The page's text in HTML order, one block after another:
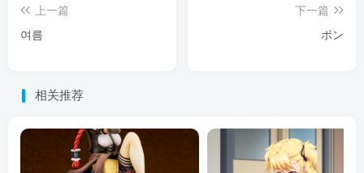
上一篇
여름
下一篇
ポン
相关推荐